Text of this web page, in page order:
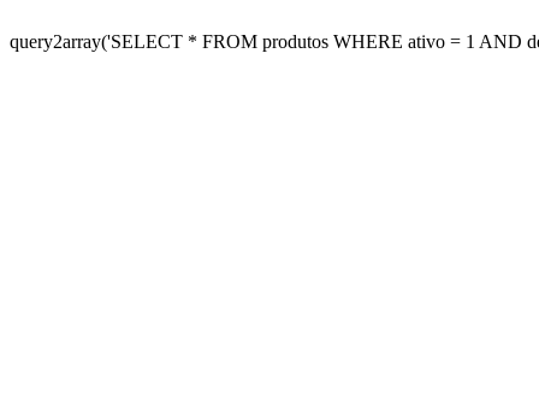
query2array('SELECT * FROM produtos WHERE ativo = 1 AND